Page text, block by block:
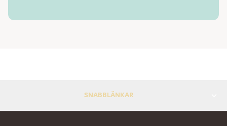
SNABBLÄNKAR